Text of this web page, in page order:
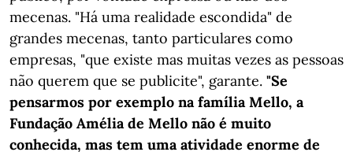
mecenas. "Há uma realidade escondida" de
grandes mecenas, tanto particulares como
empresas, "que existe mas muitas vezes as pessoas
não querem que se publicite", garante. "Se
pensarmos por exemplo na família Mello, a
Fundação Amélia de Mello não é muito
conhecida, mas tem uma atividade enorme de